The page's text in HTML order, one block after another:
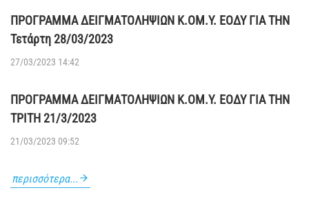
ΠΡΟΓΡΑΜΜΑ ΔΕΙΓΜΑΤΟΛΗΨΙΩΝ Κ.ΟΜ.Υ. ΕΟΔΥ ΓΙΑ ΤΗΝ
Τετάρτη 28/03/2023
27/03/2023 14:42
ΠΡΟΓΡΑΜΜΑ ΔΕΙΓΜΑΤΟΛΗΨΙΩΝ Κ.ΟΜ.Υ. ΕΟΔΥ ΓΙΑ ΤΗΝ
ΤΡΙΤΗ 21/3/2023
21/03/2023 09:52
περισσότερα...